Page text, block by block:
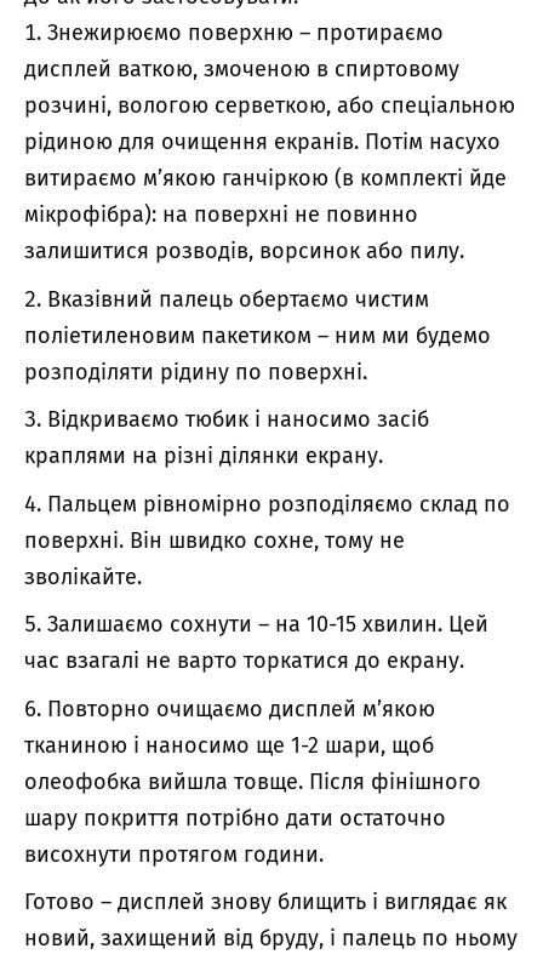
Знежирюємо поверхню – протираємо
дисплей ваткою, змоченою в спиртовому
розчині, вологою серветкою, або спеціальною
рідиною для очищення екранів. Потім насухо
витираємо м’якою ганчіркою (в комплекті йде
мікрофібра): на поверхні не повинно
залишитися розводів, ворсинок або пилу.
Вказівний палець обертаємо чистим
поліетиленовим пакетиком – ним ми будемо
розподіляти рідину по поверхні.
Відкриваємо тюбик і наносимо засіб
краплями на різні ділянки екрану.
Пальцем рівномірно розподіляємо склад по
поверхні. Він швидко сохне, тому не
зволікайте.
Залишаємо сохнути – на 10-15 хвилин. Цей
час взагалі не варто торкатися до екрану.
Повторно очищаємо дисплей м’якою
тканиною і наносимо ще 1-2 шари, щоб
олеофобка вийшла товще. Після фінішного
шару покриття потрібно дати остаточно
висохнути протягом години.
Готово – дисплей знову блищить і виглядає як
новий, захищений від бруду, і палець по ньому